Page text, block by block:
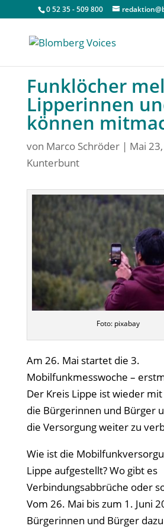
0 52 35 - 509 800
Funklöcher
Lipperinnen
können
von Marco Schröder| Mai
Kunterbunt
Foto: pixabay
Am 26. Mai startet die 3.
Mobilfunkmesswoche –
Der Kreis Lippe ist wieder
die Bürgerinnen und Bürger
die Versorgung weiter zu
Wie ist die
Lippe aufgestellt? Wo gibt es
Verbindungsabbrüche oder
Vom 26. Mai bis zum 1. Juni
Bürgerinnen und Bürger